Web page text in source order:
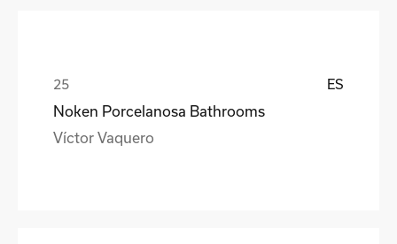
ES
Noken Porcelanosa Bathrooms
Víctor Vaquero